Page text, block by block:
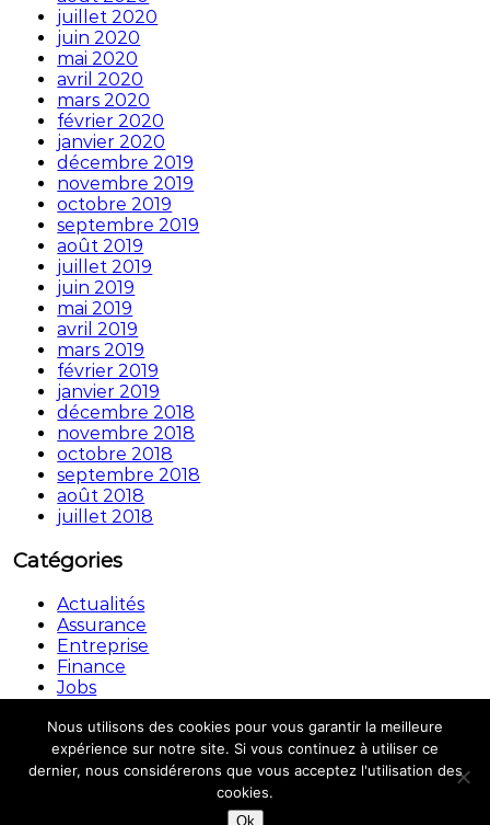
juillet 2020
juin 2020
mai 2020
avril 2020
mars 2020
février 2020
janvier 2020
décembre 2019
novembre 2019
octobre 2019
septembre 2019
août 2019
juillet 2019
juin 2019
mai 2019
avril 2019
mars 2019
février 2019
janvier 2019
décembre 2018
novembre 2018
octobre 2018
septembre 2018
août 2018
juillet 2018
Catégories
Actualités
Assurance
Entreprise
Finance
Jobs
Copyright © © 2026.AutomouvAll rights reserved.
Theme: Flashby ThemeGrill. Powered byWordPress
Mentions légales
Nous utilisons des cookies pour vous garantir la meilleure
expérience sur notre site. Si vous continuez à utiliser ce
dernier, nous considérerons que vous acceptez l'utilisation des
cookies.
Ok